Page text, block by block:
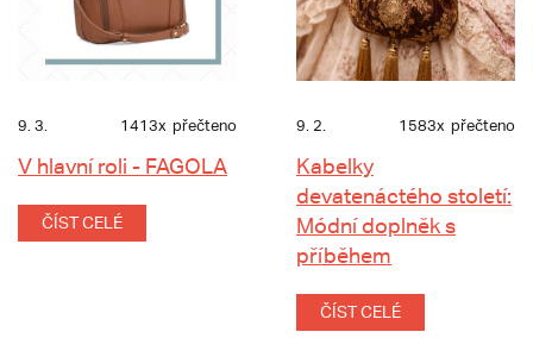
9. 3. 1413x přečteno
V hlavní roli - FAGOLA
ČÍST CELÉ
9. 2. 1583x přečteno
Kabelky
devatenáctého století:
Módní doplněk s
příběhem
ČÍST CELÉ